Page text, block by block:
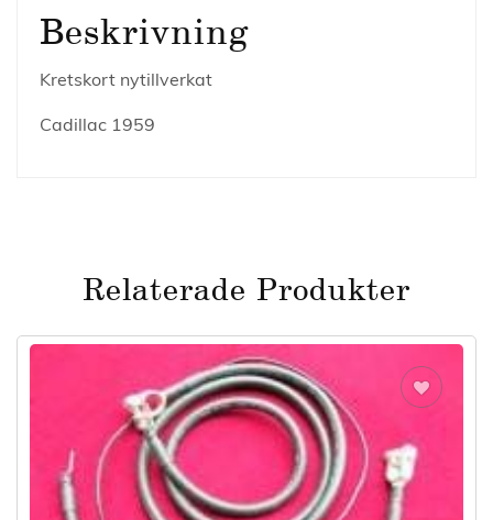
Beskrivning
Kretskort nytillverkat
Cadillac 1959
Relaterade Produkter